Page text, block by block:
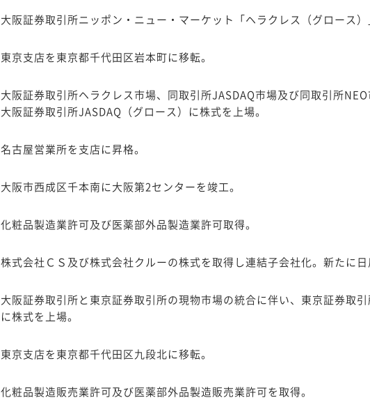
大阪証券取引所ニッポン・ニュー・マーケット「ヘラクレス（グロース
東京支店を東京都千代田区岩本町に移転。
大阪証券取引所ヘラクレス市場、同取引所JASDAQ市場及び同取引所
大阪証券取引所JASDAQ（グロース）に株式を上場。
名古屋営業所を支店に昇格。
大阪市西成区千本南に大阪第2センターを竣工。
化粧品製造業許可及び医薬部外品製造業許可取得。
株式会社ＣＳ及び株式会社クルーの株式を取得し連結子会社化。新たに
大阪証券取引所と東京証券取引所の現物市場の統合に伴い、東京証券取
に株式を上場。
東京支店を東京都千代田区九段北に移転。
化粧品製造販売業許可及び医薬部外品製造販売業許可を取得。